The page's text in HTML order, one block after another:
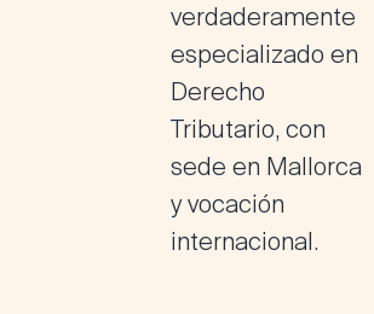
verdaderamente
especializado en
Derecho
Tributario, con
sede en Mallorca
y vocación
internacional.